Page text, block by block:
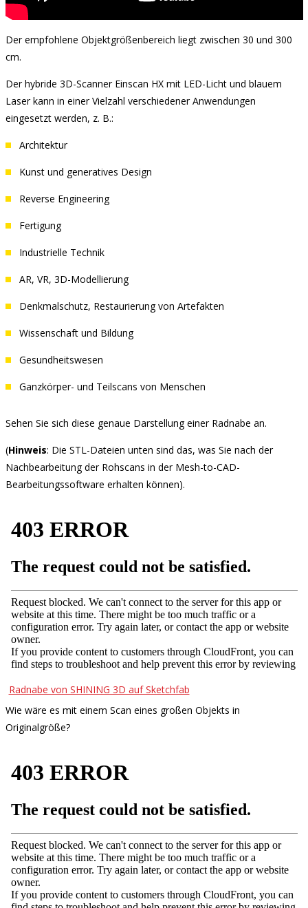
Der empfohlene Objektgrößenbereich liegt zwischen 30 und 300
cm.
Der hybride 3D-Scanner Einscan HX mit LED-Licht und blauem
Laser kann in einer Vielzahl verschiedener Anwendungen
eingesetzt werden, z. B.:
Architektur
Kunst und generatives Design
Reverse Engineering
Fertigung
Industrielle Technik
AR, VR, 3D-Modellierung
Denkmalschutz, Restaurierung von Artefakten
Wissenschaft und Bildung
Gesundheitswesen
Ganzkörper- und Teilscans von Menschen
Sehen Sie sich diese genaue Darstellung einer Radnabe an.
(Hinweis: Die STL-Dateien unten sind das, was Sie nach der
Nachbearbeitung der Rohscans in der Mesh-to-CAD-
Bearbeitungssoftware erhalten können).
Radnabe von SHINING 3D auf Sketchfab
Wie wäre es mit einem Scan eines großen Objekts in
Originalgröße?